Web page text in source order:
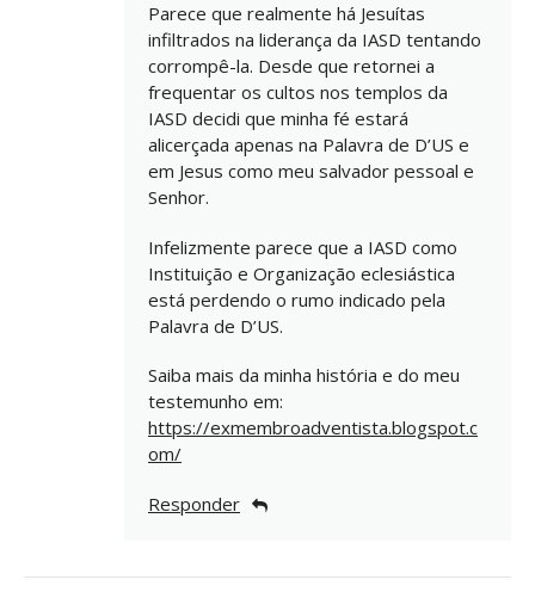
Parece que realmente há Jesuítas
infiltrados na liderança da IASD tentando
corrompê-la. Desde que retornei a
frequentar os cultos nos templos da
IASD decidi que minha fé estará
alicerçada apenas na Palavra de D’US e
em Jesus como meu salvador pessoal e
Senhor.
Infelizmente parece que a IASD como
Instituição e Organização eclesiástica
está perdendo o rumo indicado pela
Palavra de D’US.
Saiba mais da minha história e do meu
testemunho em:
https://exmembroadventista.blogspot.c
om/
Responder